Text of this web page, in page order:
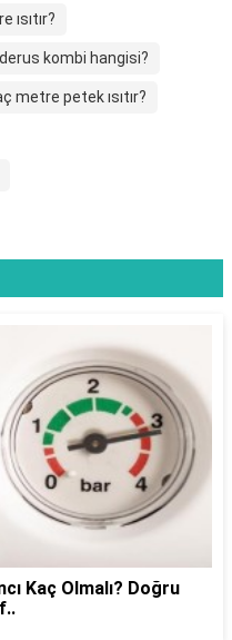
ısıtır?
kombi hangisi?
metre petek ısıtır?
Kaç Olmalı? Doğru